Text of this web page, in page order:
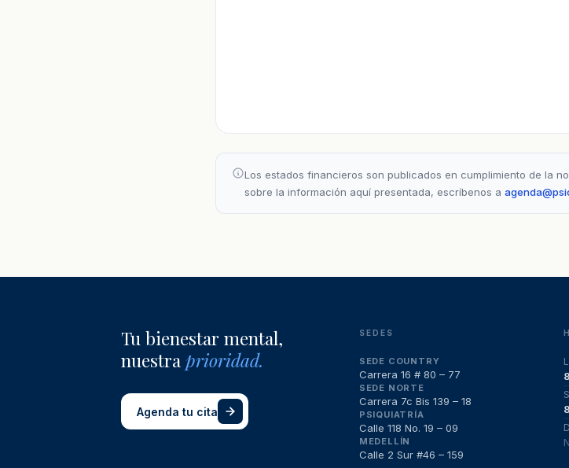
Los estados financieros son publicados en cumplimiento de la
sobre la información aquí presentada, escríbenos a
Tu bienestar mental,
nuestra prioridad.
Agenda tu cita
SEDES
SEDE COUNTRY
Carrera 16 # 80 – 77
SEDE NORTE
Carrera 7c Bis 139 – 18
PSIQUIATRÍA
Calle 118 No. 19 – 09
MEDELLÍN
Calle 2 Sur #46 – 159